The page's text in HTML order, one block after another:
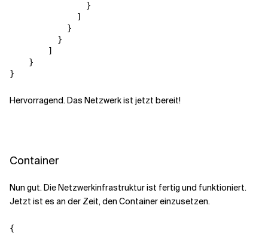
}
]
}
}
]
}
}
Hervorragend. Das Netzwerk ist jetzt bereit!
Container
Nun gut. Die Netzwerkinfrastruktur ist fertig und funktioniert.
Jetzt ist es an der Zeit, den Container einzusetzen.
{